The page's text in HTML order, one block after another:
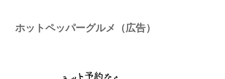
ホットペッパーグルメ（広告）